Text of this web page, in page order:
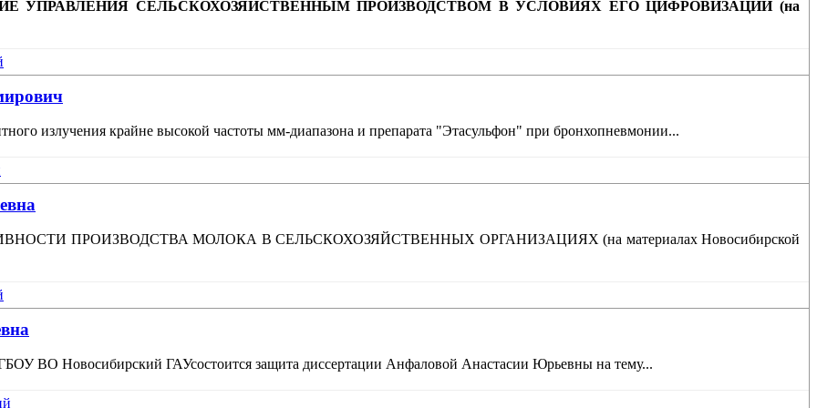
УПРАВЛЕНИЯ СЕЛЬСКОХОЗЯЙСТВЕННЫМ ПРОИЗВОДСТВОМ В УСЛОВИЯХ ЕГО ЦИФРОВИЗАЦИИ (на
излучения крайне высокой частоты мм-диапазона и препарата "Этасульфон" при бронхопневмонии...
ПРОИЗВОДСТВА МОЛОКА В СЕЛЬСКОХОЗЯЙСТВЕННЫХ ОРГАНИЗАЦИЯХ (на материалах Новосибирской
ВО Новосибирский ГАУсостоится защита диссертации Анфаловой Анастасии Юрьевны на тему...